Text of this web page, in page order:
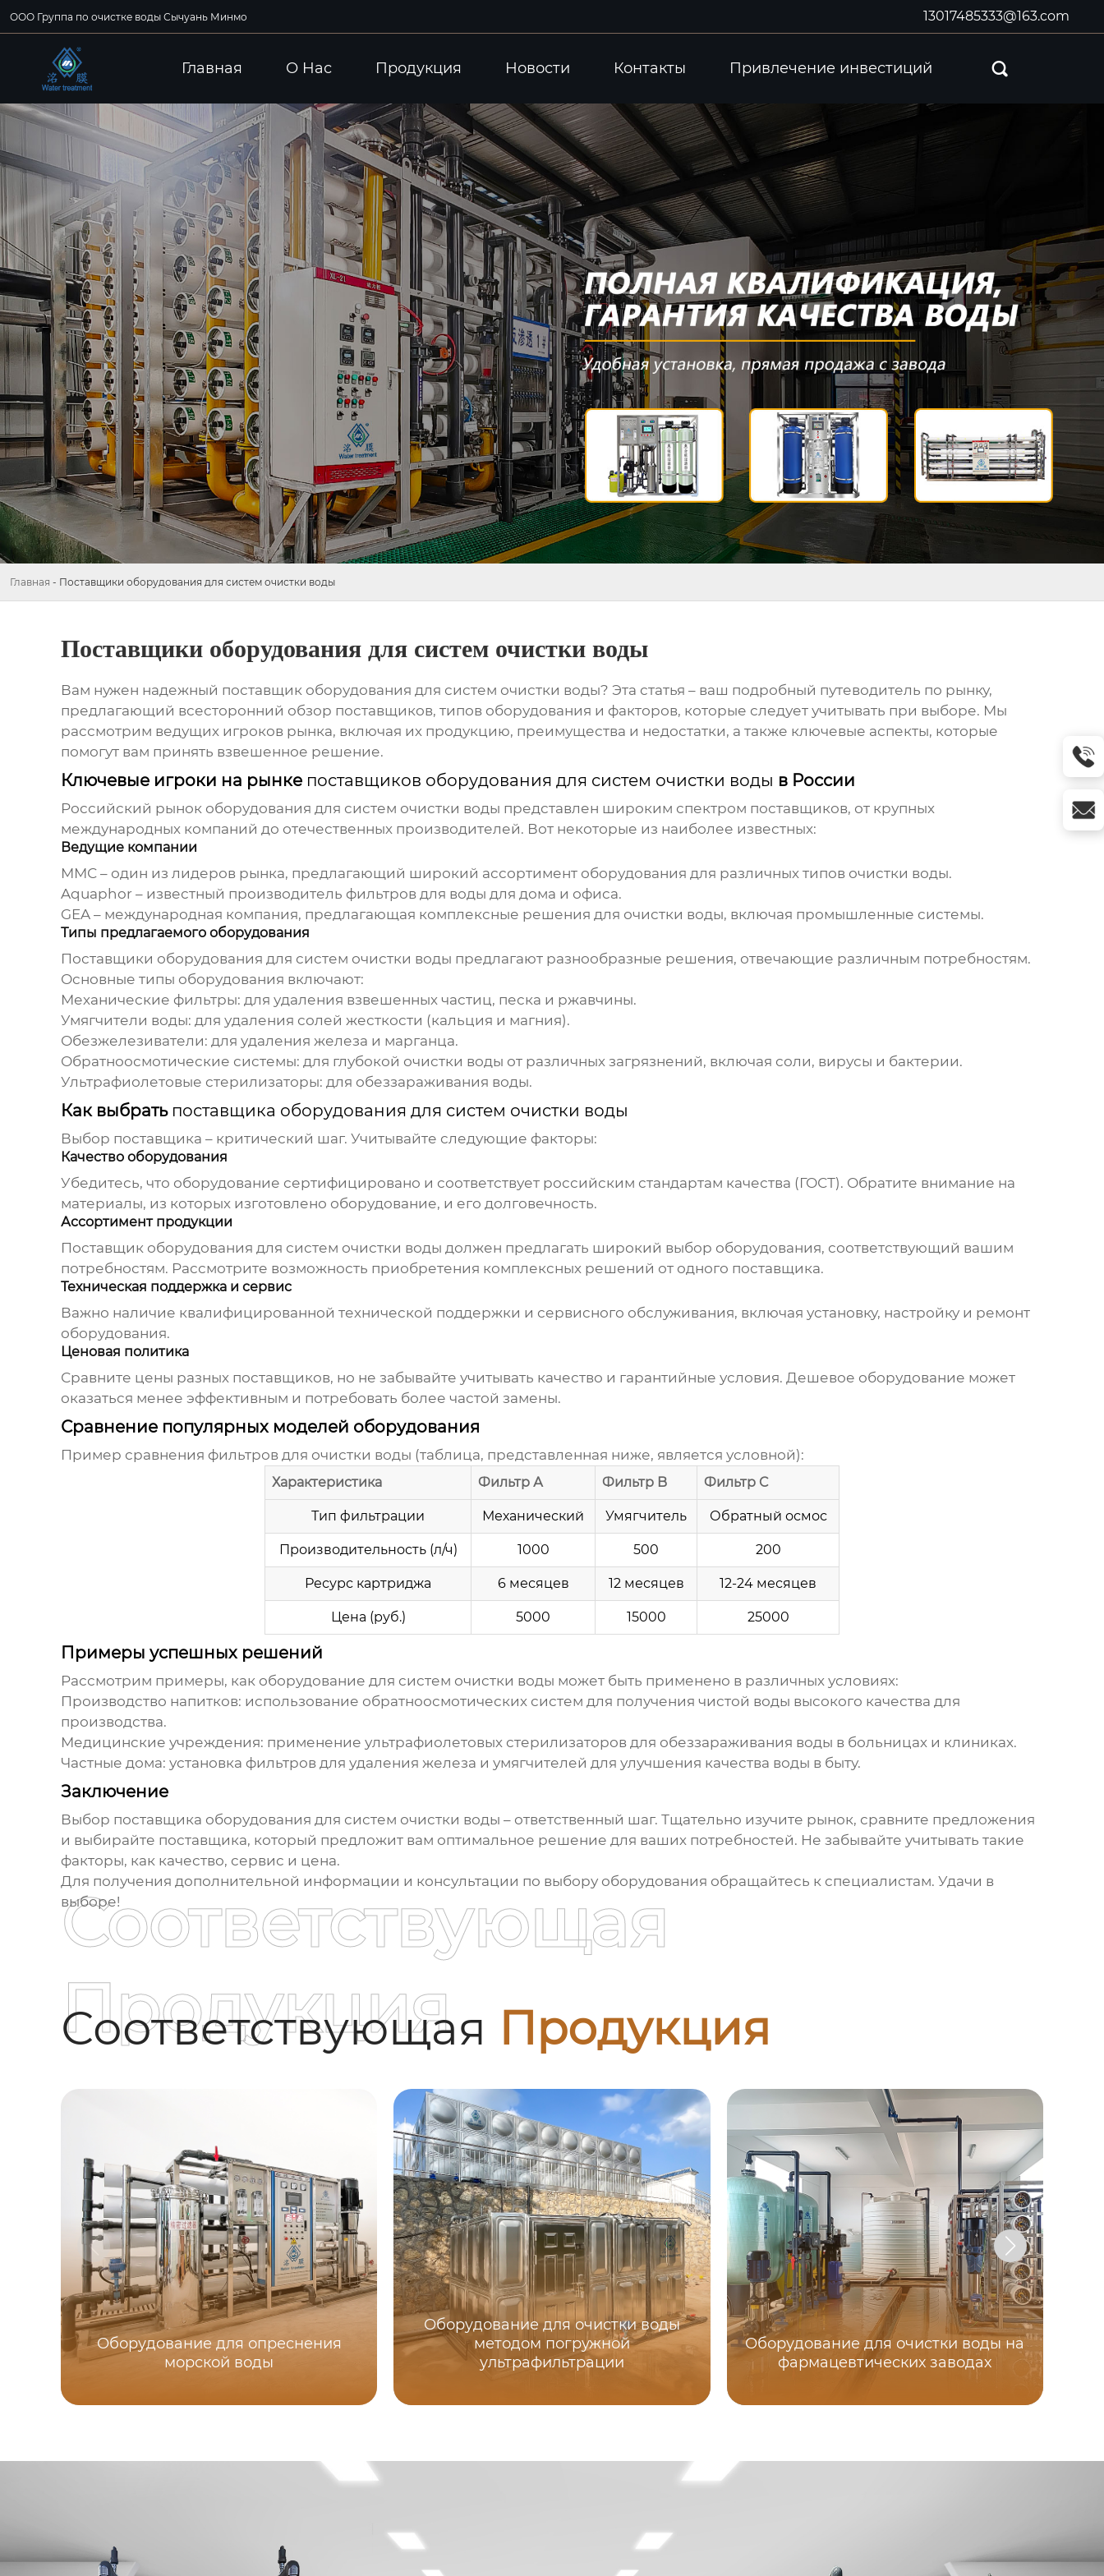
ООО Группа по очистке воды Сычуань Минмо 13017485333@163.com
Главная О Hас Продукция Новости Контакты Привлечение инвестиций 
Главная - Поставщики оборудования для систем очистки воды
Поставщики оборудования для систем очистки воды
Вам нужен надежный поставщик оборудования для систем очистки воды? Эта статья – ваш подробный путеводитель по рынку,
предлагающий всесторонний обзор поставщиков, типов оборудования и факторов, которые следует учитывать при выборе. Мы
рассмотрим ведущих игроков рынка, включая их продукцию, преимущества и недостатки, а также ключевые аспекты, которые
помогут вам принять взвешенное решение.
Ключевые игроки на рынке поставщиков оборудования для систем очистки воды в России
Российский рынок оборудования для систем очистки воды представлен широким спектром поставщиков, от крупных
международных компаний до отечественных производителей. Вот некоторые из наиболее известных:
Ведущие компании
ММС– один из лидеров рынка, предлагающий широкий ассортимент оборудования для различных типов очистки воды.
Aquaphor – известный производитель фильтров для воды для дома и офиса.
GEA – международная компания, предлагающая комплексные решения для очистки воды, включая промышленные системы.
Типы предлагаемого оборудования
Поставщики оборудования для систем очистки воды предлагают разнообразные решения, отвечающие различным потребностям.
Основные типы оборудования включают:
Механические фильтры: для удаления взвешенных частиц, песка и ржавчины.
Умягчители воды: для удаления солей жесткости (кальция и магния).
Обезжелезиватели: для удаления железа и марганца.
Обратноосмотические системы: для глубокой очистки воды от различных загрязнений, включая соли, вирусы и бактерии.
Ультрафиолетовые стерилизаторы: для обеззараживания воды.
Как выбрать поставщика оборудования для систем очистки воды
Выбор поставщика – критический шаг. Учитывайте следующие факторы:
Качество оборудования
Убедитесь, что оборудование сертифицировано и соответствует российским стандартам качества (ГОСТ). Обратите внимание на
материалы, из которых изготовлено оборудование, и его долговечность.
Ассортимент продукции
Поставщик оборудования для систем очистки воды должен предлагать широкий выбор оборудования, соответствующий вашим
потребностям. Рассмотрите возможность приобретения комплексных решений от одного поставщика.
Техническая поддержка и сервис
Важно наличие квалифицированной технической поддержки и сервисного обслуживания, включая установку, настройку и ремонт
оборудования.
Ценовая политика
Сравните цены разных поставщиков, но не забывайте учитывать качество и гарантийные условия. Дешевое оборудование может
оказаться менее эффективным и потребовать более частой замены.
Сравнение популярных моделей оборудования
Пример сравнения фильтров для очистки воды (таблица, представленная ниже, является условной):
Характеристика Фильтр А Фильтр B Фильтр C
Тип фильтрации Механический Умягчитель Обратный осмос
Производительность (л/ч) 1000 500 200
Ресурс картриджа 6 месяцев 12 месяцев 12-24 месяцев
Цена (руб.) 5000 15000 25000
Примеры успешных решений
Рассмотрим примеры, как оборудование для систем очистки воды может быть применено в различных условиях:
Производство напитков: использование обратноосмотических систем для получения чистой воды высокого качества для
производства.
Медицинские учреждения: применение ультрафиолетовых стерилизаторов для обеззараживания воды в больницах и клиниках.
Частные дома: установка фильтров для удаления железа и умягчителей для улучшения качества воды в быту.
Заключение
Выбор поставщика оборудования для систем очистки воды – ответственный шаг. Тщательно изучите рынок, сравните предложения
и выбирайте поставщика, который предложит вам оптимальное решение для ваших потребностей. Не забывайте учитывать такие
факторы, как качество, сервис и цена.
Для получения дополнительной информации и консультации по выбору оборудования обращайтесь к специалистам. Удачи в
выборе!
Соответствующая Продукция
Соответствующая
Продукция
Оборудование для опреснения
морской воды
Оборудование для очистки воды
методом погружной
ультрафильтрации
Оборудование для очистки воды на
фармацевтических заводах